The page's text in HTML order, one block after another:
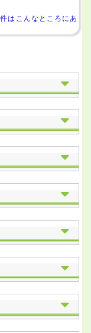
はこんなところにあ